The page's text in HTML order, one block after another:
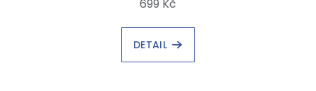
699 Kč
DETAIL